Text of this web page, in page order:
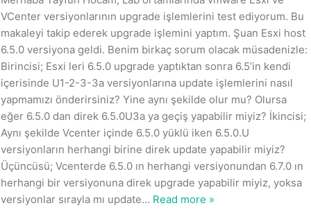
VCenter versiyonlarının upgrade işlemlerini test ediyorum. Bu
makaleyi takip ederek upgrade işlemini yaptım. Şuan Esxi host
6.5.0 versiyona geldi. Benim birkaç sorum olacak müsadenizle:
Birincisi; Esxi leri 6.5.0 upgrade yaptıktan sonra 6.5’in kendi
içerisinde U1-2-3-3a versiyonlarına update işlemlerini nasıl
yapmamızı önderirsiniz? Yine aynı şekilde olur mu? Olursa
eğer 6.5.0 dan direk 6.5.0U3a ya geçiş yapabilir miyiz? İkincisi;
Aynı şekilde Vcenter içinde 6.5.0 yüklü iken 6.5.0.U
versiyonların herhangi birine direk update yapabilir miyiz?
Üçüncüsü; Vcenterde 6.5.0 ın herhangi versiyonundan 6.7.0 ın
herhangi bir versiyonuna direk upgrade yapabilir miyiz, yoksa
versiyonlar sırayla mı update… Read more »